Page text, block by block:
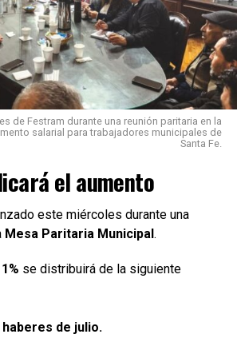
de escuelas públicas completar una
obligatoriapara informar si prestaron
el paro, como parte del sistema de
jornadas de huelga.
de Festram durante una reunión paritaria en la
salarial para trabajadores municipales de
Santa Fe.
el aumento
este miércoles durante una
Mesa Paritaria Municipal .
se distribuirá de la siguiente
de julio.